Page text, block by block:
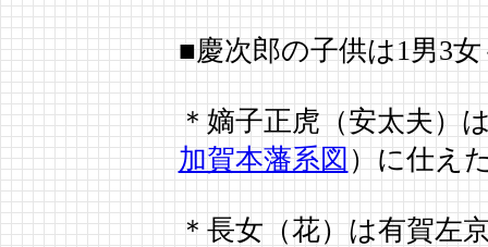
■慶次郎の子供は1男3女
＊嫡子正虎（安太夫）
加賀本藩系図）に仕え
＊長女（花）は有賀左